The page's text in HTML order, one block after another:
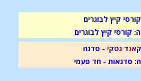
קורסי קיץ לבוגרים
קורסי קיץ לבוגרים
קאנדינסקי - סדנה
סדנאות - חד פעמי